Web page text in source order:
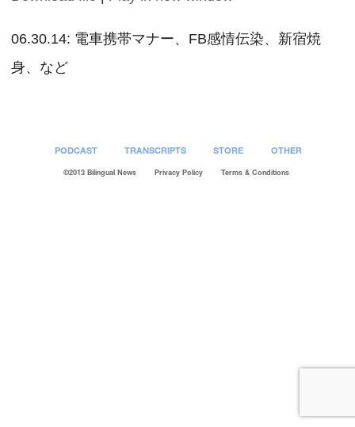
LINK
EMBED
06.30.14: 電車携帯マナー、FB感情伝染、新宿焼
身、など
PODCAST TRANSCRIPTS STORE OTHER
©2013 Bilingual News Privacy Policy Terms & Conditions